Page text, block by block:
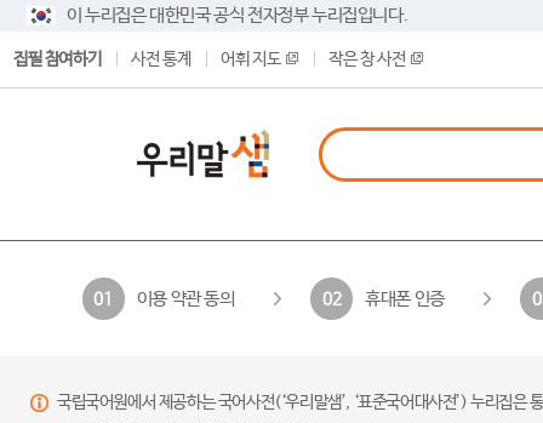
이 누리집은 대한민국 공식 전자정부 누리집입니다.
집필 참여하기 사전 통계 어휘 지도 작은 창 사전
01 이용 약관 동의 02 휴대폰 인증
국립국어원에서 제공하는 국어사전(‘우리말샘’, ‘표준국어대사전’) 누리집